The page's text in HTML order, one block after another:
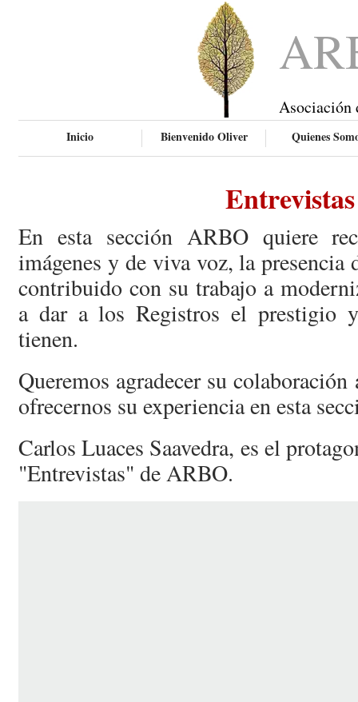
Asociación
Inicio Bienvenido Oliver Quienes
Entrevistas
En esta sección ARBO quiere
imágenes y de viva voz, la presencia
contribuido con su trabajo a
a dar a los Registros el prestigio
tienen.
Queremos agradecer su colaboración
ofrecernos su experiencia en esta
Carlos Luaces Saavedra, es el
"Entrevistas" de ARBO.